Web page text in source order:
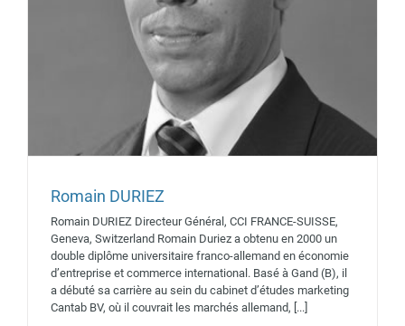
Romain DURIEZ
Romain DURIEZ Directeur Général, CCI FRANCE-SUISSE,
Geneva, Switzerland Romain Duriez a obtenu en 2000 un
double diplôme universitaire franco-allemand en économie
d’entreprise et commerce international. Basé à Gand (B), il
a débuté sa carrière au sein du cabinet d’études marketing
Cantab BV, où il couvrait les marchés allemand, [...]
Intervenants 2019